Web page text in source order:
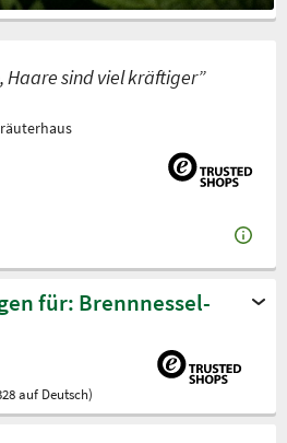
Haare sind viel kräftiger”
für: Brennnessel-
auf Deutsch)